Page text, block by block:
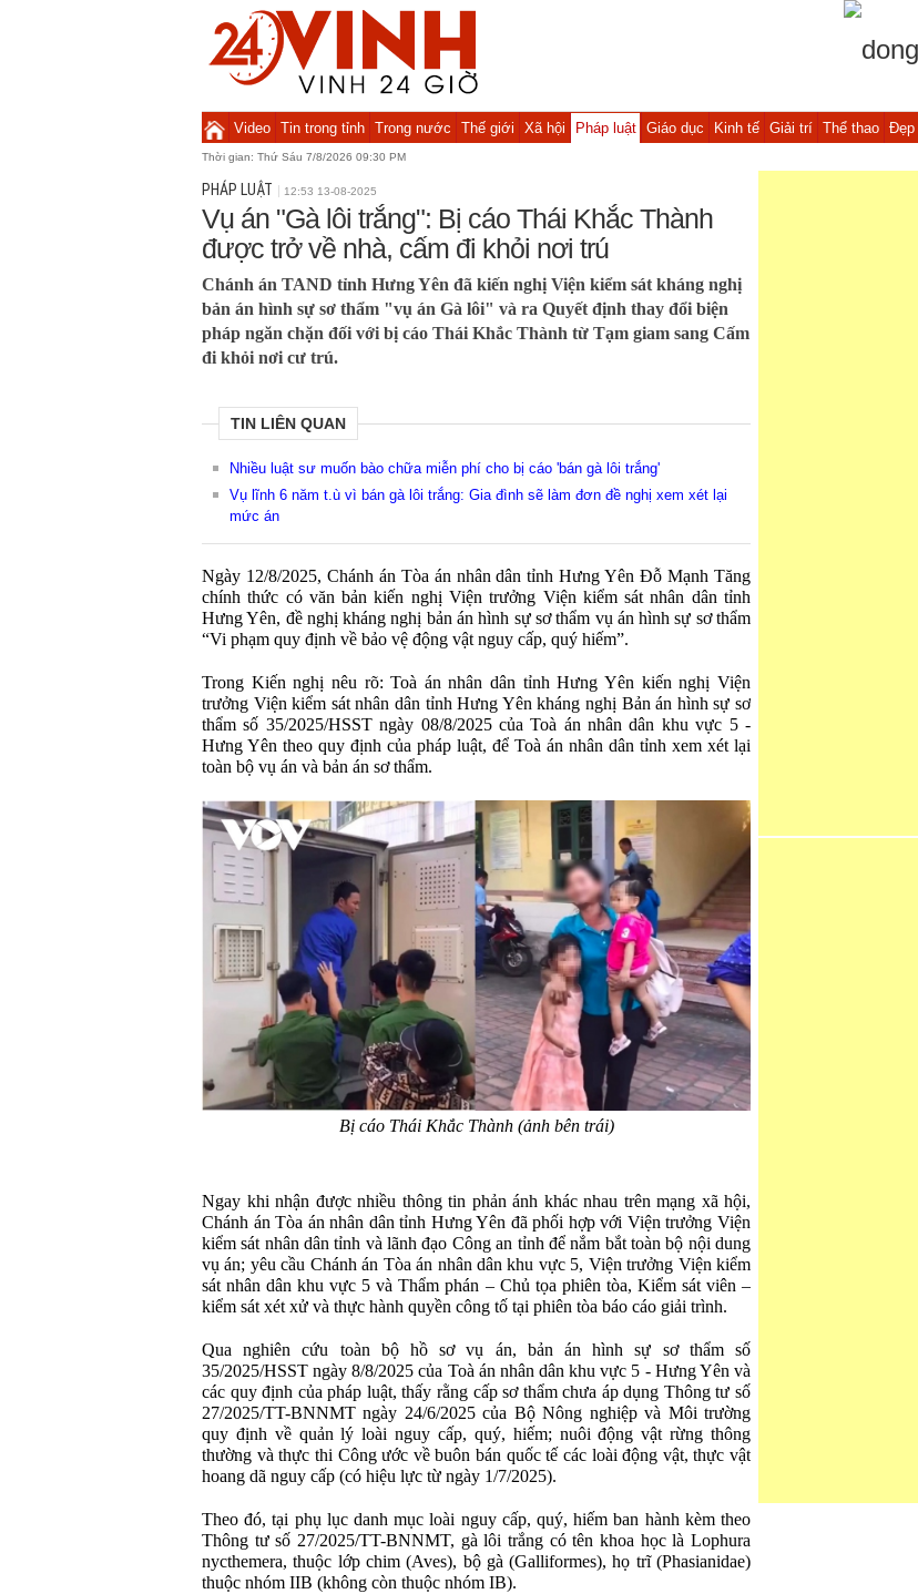
Video Tin trong tỉnh Trong nước Thế giới Xã hội Pháp luật Giáo dục Kinh tế Giải trí Thể thao Đẹp
Thời gian: Thứ Sáu 7/8/2026 09:30 PM
PHÁP LUẬT 12:53 13-08-2025
Vụ án "Gà lôi trắng": Bị cáo Thái Khắc Thành
được trở về nhà, cấm đi khỏi nơi trú
Chánh án TAND tỉnh Hưng Yên đã kiến nghị Viện kiểm sát kháng nghị
bản án hình sự sơ thẩm "vụ án Gà lôi" và ra Quyết định thay đổi biện
pháp ngăn chặn đối với bị cáo Thái Khắc Thành từ Tạm giam sang Cấm
đi khỏi nơi cư trú.
TIN LIÊN QUAN
Nhiều luật sư muốn bào chữa miễn phí cho bị cáo 'bán gà lôi trắng'
Vụ lĩnh 6 năm t.ù vì bán gà lôi trắng: Gia đình sẽ làm đơn đề nghị xem xét lại
mức án
Ngày 12/8/2025, Chánh án Tòa án nhân dân tỉnh Hưng Yên Đỗ Mạnh Tăng
chính thức có văn bản kiến nghị Viện trưởng Viện kiểm sát nhân dân tỉnh
Hưng Yên, đề nghị kháng nghị bản án hình sự sơ thẩm vụ án hình sự sơ thẩm
“Vi phạm quy định về bảo vệ động vật nguy cấp, quý hiếm”.
Trong Kiến nghị nêu rõ: Toà án nhân dân tỉnh Hưng Yên kiến nghị Viện
trưởng Viện kiểm sát nhân dân tỉnh Hưng Yên kháng nghị Bản án hình sự sơ
thẩm số 35/2025/HSST ngày 08/8/2025 của Toà án nhân dân khu vực 5 -
Hưng Yên theo quy định của pháp luật, để Toà án nhân dân tỉnh xem xét lại
toàn bộ vụ án và bản án sơ thẩm.
Bị cáo Thái Khắc Thành (ảnh bên trái)
Ngay khi nhận được nhiều thông tin phản ánh khác nhau trên mạng xã hội,
Chánh án Tòa án nhân dân tỉnh Hưng Yên đã phối hợp với Viện trưởng Viện
kiểm sát nhân dân tỉnh và lãnh đạo Công an tỉnh để nắm bắt toàn bộ nội dung
vụ án; yêu cầu Chánh án Tòa án nhân dân khu vực 5, Viện trưởng Viện kiểm
sát nhân dân khu vực 5 và Thẩm phán – Chủ tọa phiên tòa, Kiểm sát viên –
kiểm sát xét xử và thực hành quyền công tố tại phiên tòa báo cáo giải trình.
Qua nghiên cứu toàn bộ hồ sơ vụ án, bản án hình sự sơ thẩm số
35/2025/HSST ngày 8/8/2025 của Toà án nhân dân khu vực 5 - Hưng Yên và
các quy định của pháp luật, thấy rằng cấp sơ thẩm chưa áp dụng Thông tư số
27/2025/TT-BNNMT ngày 24/6/2025 của Bộ Nông nghiệp và Môi trường
quy định về quản lý loài nguy cấp, quý, hiếm; nuôi động vật rừng thông
thường và thực thi Công ước về buôn bán quốc tế các loài động vật, thực vật
hoang dã nguy cấp (có hiệu lực từ ngày 1/7/2025).
Theo đó, tại phụ lục danh mục loài nguy cấp, quý, hiếm ban hành kèm theo
Thông tư số 27/2025/TT-BNNMT, gà lôi trắng có tên khoa học là Lophura
nycthemera, thuộc lớp chim (Aves), bộ gà (Galliformes), họ trĩ (Phasianidae)
thuộc nhóm IIB (không còn thuộc nhóm IB).